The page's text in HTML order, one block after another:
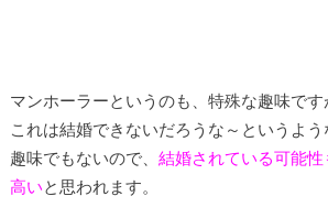
マンホーラーというのも、特殊な趣味です
これは結婚できないだろうな～というよう
趣味でもないので、 結婚されている可能性
高い と思われます。